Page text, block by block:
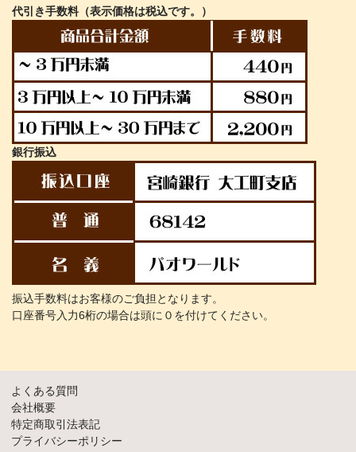
代引き手数料（表示価格は税込です。）
銀行振込
振込手数料はお客様のご負担となります。
口座番号入力6桁の場合は頭に０を付けてください。
よくある質問
会社概要
特定商取引法表記
プライバシーポリシー